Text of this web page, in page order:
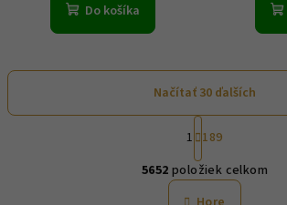
Do košíka
v
l
Načítať 30 ďalších
S
t
á
n
1 189
5652 položiek celkom